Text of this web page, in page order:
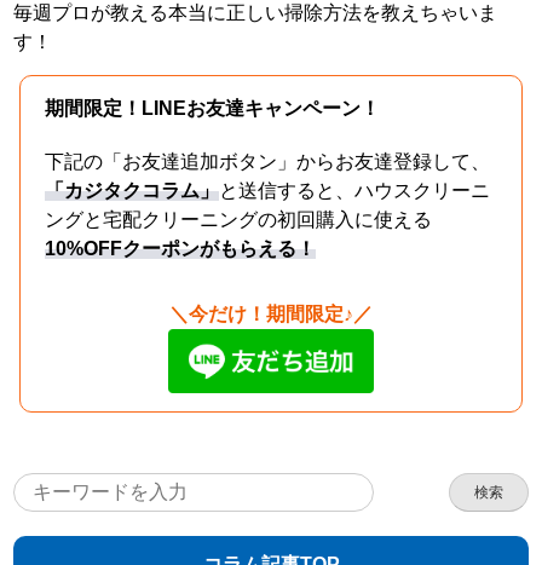
毎週プロが教える本当に正しい掃除方法を教えちゃいま
す！
期間限定！LINEお友達キャンペーン！
下記の「お友達追加ボタン」からお友達登録して、
「カジタクコラム」と送信すると、ハウスクリーニ
ングと宅配クリーニングの初回購入に使える
10%OFFクーポンがもらえる！
＼今だけ！期間限定♪／
検索